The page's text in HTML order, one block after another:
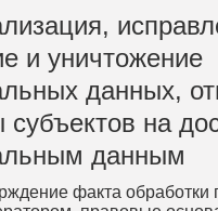
и уничтожение
данных,
субъектов на
данным
факта обработки